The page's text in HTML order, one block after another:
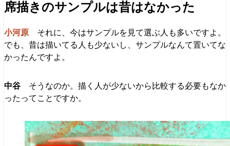
席描きのサンプルは昔はなかった
それに、今はサンプルを見て選ぶ人も多いですよ。
でも、昔は描いてる人も少ないし、サンプルなんて置いてな
かったんですよ。
そうなのか。描く人が少ないから比較する必要もなか
ったってことですか。